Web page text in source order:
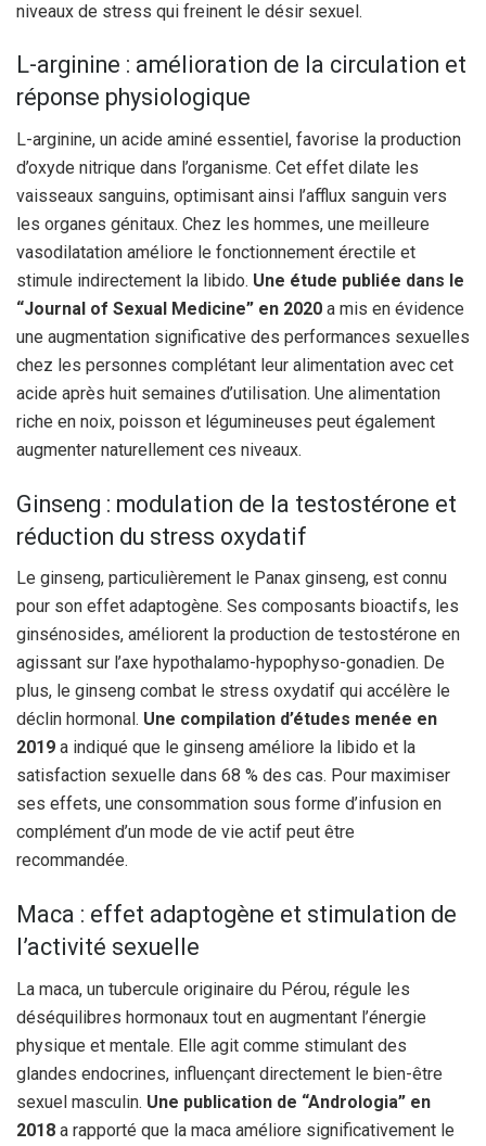
niveaux de stress qui freinent le désir sexuel.
L-arginine : amélioration de la circulation et
réponse physiologique
L-arginine, un acide aminé essentiel, favorise la production
d’oxyde nitrique dans l’organisme. Cet effet dilate les
vaisseaux sanguins, optimisant ainsi l’afflux sanguin vers
les organes génitaux. Chez les hommes, une meilleure
vasodilatation améliore le fonctionnement érectile et
stimule indirectement la libido. Une étude publiée dans le
“Journal of Sexual Medicine” en 2020 a mis en évidence
une augmentation significative des performances sexuelles
chez les personnes complétant leur alimentation avec cet
acide après huit semaines d’utilisation. Une alimentation
riche en noix, poisson et légumineuses peut également
augmenter naturellement ces niveaux.
Ginseng : modulation de la testostérone et
réduction du stress oxydatif
Le ginseng, particulièrement le Panax ginseng, est connu
pour son effet adaptogène. Ses composants bioactifs, les
ginsénosides, améliorent la production de testostérone en
agissant sur l’axe hypothalamo-hypophyso-gonadien. De
plus, le ginseng combat le stress oxydatif qui accélère le
déclin hormonal. Une compilation d’études menée en
2019 a indiqué que le ginseng améliore la libido et la
satisfaction sexuelle dans 68 % des cas. Pour maximiser
ses effets, une consommation sous forme d’infusion en
complément d’un mode de vie actif peut être
recommandée.
Maca : effet adaptogène et stimulation de
l’activité sexuelle
La maca, un tubercule originaire du Pérou, régule les
déséquilibres hormonaux tout en augmentant l’énergie
physique et mentale. Elle agit comme stimulant des
glandes endocrines, influençant directement le bien-être
sexuel masculin. Une publication de “Andrologia” en
2018 a rapporté que la maca améliore significativement le